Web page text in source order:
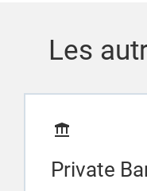
Les
Private